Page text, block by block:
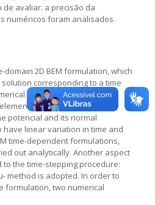
de avaliar. a precisão da
numéricos foram analisados.
2D BEM formulation, which
corresponding to a time
procedure discretization
and domain triangular
potencial and its normal
linear variation in time and
time-dependent formulations,
out analytically. Another aspect
the time-stepping procedure:
method is adopted. In order to
formulation, two numerical